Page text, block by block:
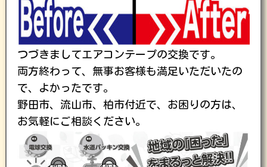
つづきましてエアコンテープの交換です。
両方終わって、無事お客様も満足いただいたの
で、よかったです。
野田市、流山市、柏市付近で、お困りの方は、
お気軽にご相談ください。